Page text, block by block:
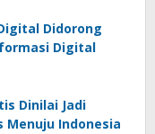
Didorong
Digital
Dinilai Jadi
Indonesia